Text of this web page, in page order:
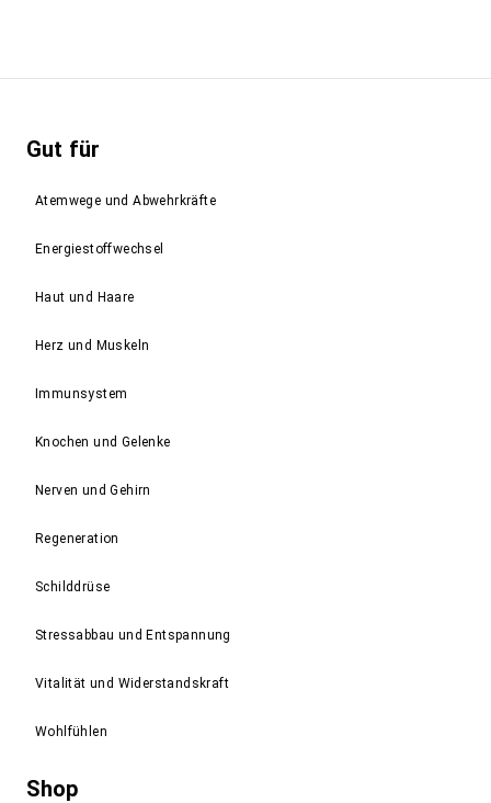
Gut für
Atemwege und Abwehrkräfte
Energiestoffwechsel
Haut und Haare
Herz und Muskeln
Immunsystem
Knochen und Gelenke
Nerven und Gehirn
Regeneration
Schilddrüse
Stressabbau und Entspannung
Vitalität und Widerstandskraft
Wohlfühlen
Shop